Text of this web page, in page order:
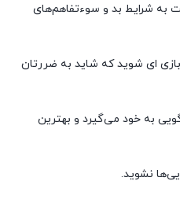
به شرایط بد و سوءتفاهم‌های
ای شوید که شاید به ضررتان
به خود می‌گیرد و بهترین
نشوید.